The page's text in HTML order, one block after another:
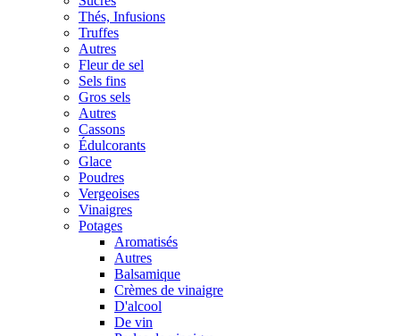
Thés, Infusions
Truffes
Autres
Fleur de sel
Sels fins
Gros sels
Autres
Cassons
Édulcorants
Glace
Poudres
Vergeoises
Vinaigres
Potages
Aromatisés
Autres
Balsamique
Crèmes de vinaigre
D'alcool
De vin